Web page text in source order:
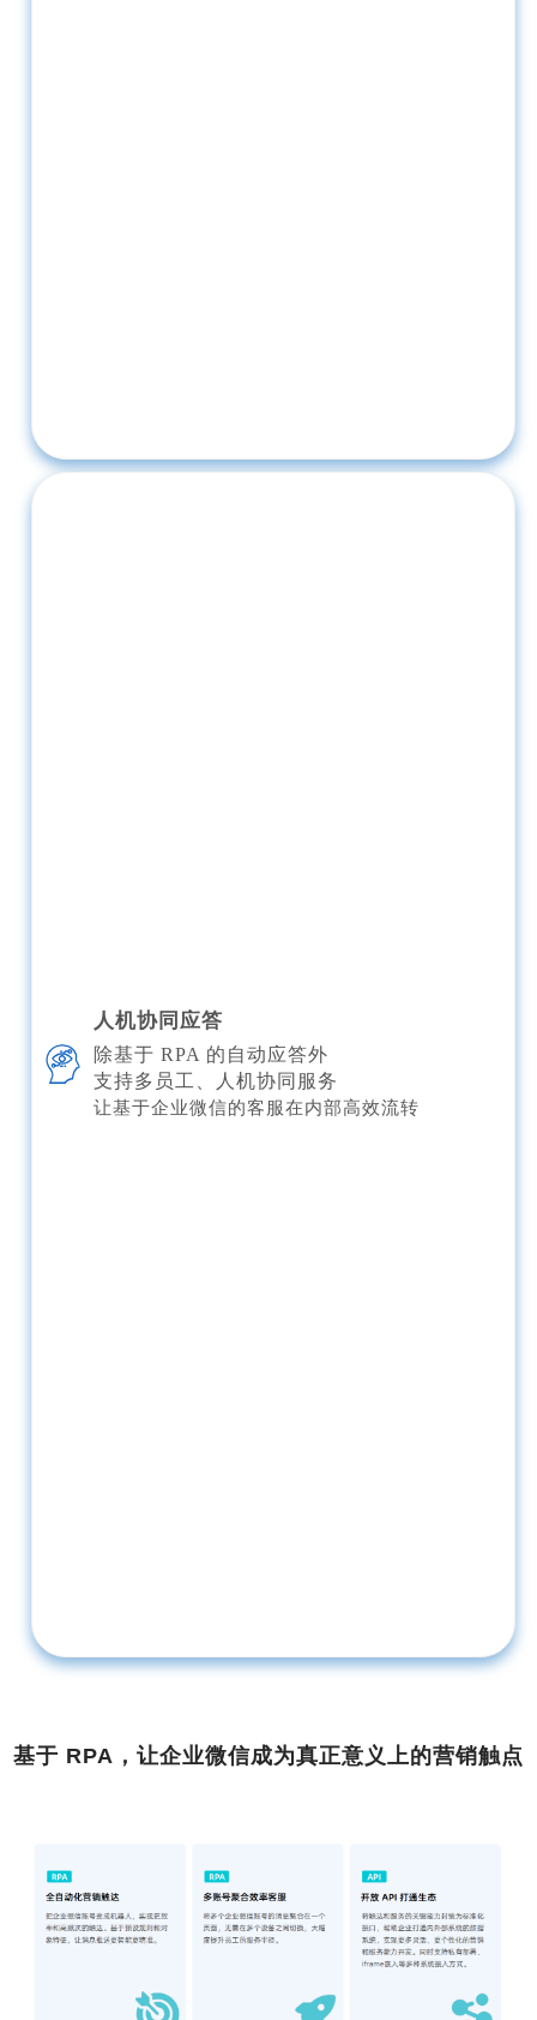
人机协同应答
除基于 RPA 的自动应答外
支持多员工、人机协同服务
让基于企业微信的客服在内部高效流转
基于 RPA，让企业微信成为真正意义上的营销触点